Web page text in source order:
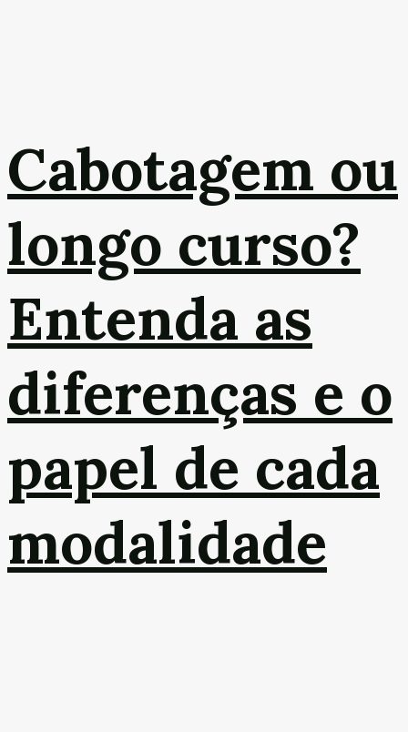
Cabotagem ou
longo curso?
Entenda as
diferenças e o
papel de cada
modalidade